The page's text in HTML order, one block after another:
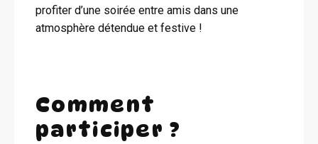
profiter d’une soirée entre amis dans une
atmosphère détendue et festive !
Comment
participer ?